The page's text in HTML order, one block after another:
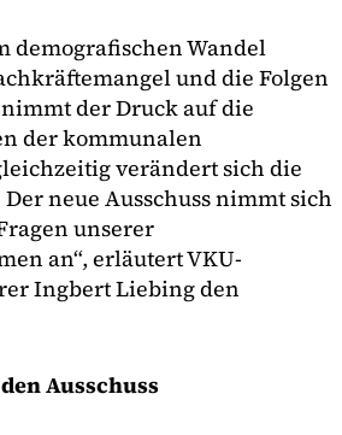
demografischen Wandel
und die Folgen
der Druck auf die
der kommunalen
verändert sich die
neue Ausschuss nimmt sich
unserer
an“, erläutert VKU-
Ingbert Liebing den
Ausschuss